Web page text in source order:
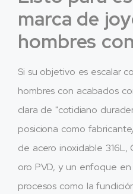
marca de
hombres con
Si su objetivo es escalar
hombres con acabados
clara de "cotidiano
posiciona como
de acero inoxidable
oro PVD, y un enfoque
procesos como la